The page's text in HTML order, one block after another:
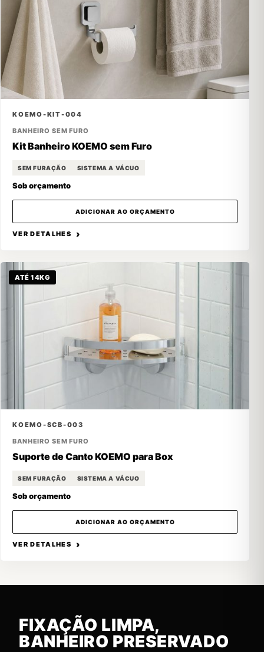
KOEMO-KIT-004
BANHEIRO SEM FURO
Kit Banheiro KOEMO sem Furo
SEM FURAÇÃO SISTEMA A VÁCUO
Sob orçamento
ADICIONAR AO ORÇAMENTO
VER DETALHES
ATÉ 14KG
KOEMO-SCB-003
BANHEIRO SEM FURO
Suporte de Canto KOEMO para Box
SEM FURAÇÃO SISTEMA A VÁCUO
Sob orçamento
ADICIONAR AO ORÇAMENTO
VER DETALHES
FIXAÇÃO LIMPA,
BANHEIRO PRESERVADO